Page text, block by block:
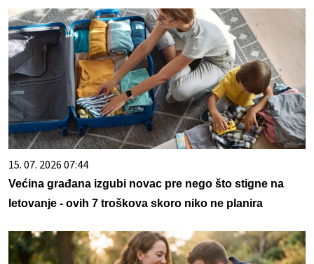
15. 07. 2026 07:44
Većina građana izgubi novac pre nego što stigne na
letovanje - ovih 7 troškova skoro niko ne planira